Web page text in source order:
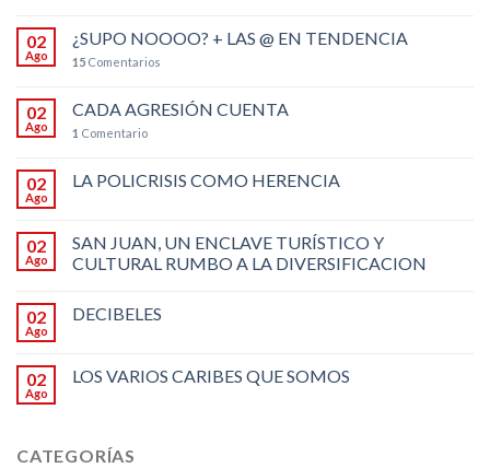
02
Ago
¿SUPO NOOOO? + LAS @ EN TENDENCIA
15 Comentarios
02
Ago
CADA AGRESIÓN CUENTA
1 Comentario
02
Ago
LA POLICRISIS COMO HERENCIA
02
Ago
SAN JUAN, UN ENCLAVE TURÍSTICO Y
CULTURAL RUMBO A LA DIVERSIFICACION
02
Ago
DECIBELES
02
Ago
LOS VARIOS CARIBES QUE SOMOS
CATEGORÍAS